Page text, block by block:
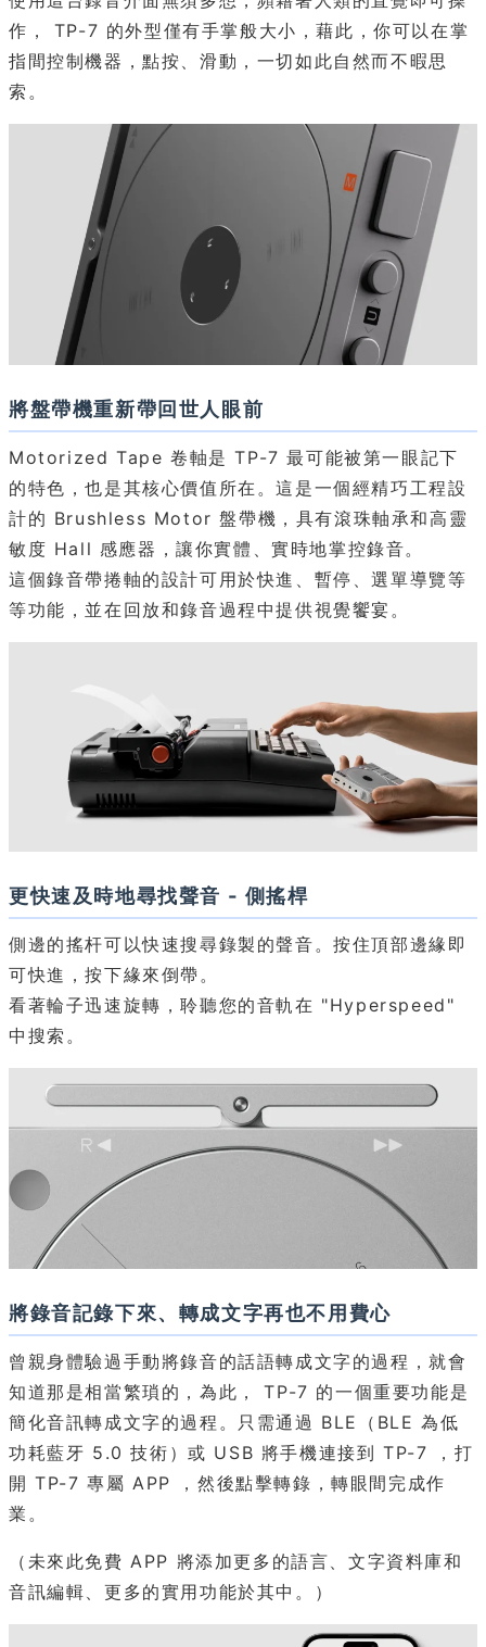
作， TP-7 的外型僅有手掌般大小，藉此，你可以在掌
指間控制機器，點按、滑動，一切如此自然而不暇思
索。
將盤帶機重新帶回世人眼前
Motorized Tape 卷軸是 TP-7 最可能被第一眼記下
的特色，也是其核心價值所在。這是一個經精巧工程設
計的 Brushless Motor 盤帶機，具有滾珠軸承和高靈
敏度 Hall 感應器，讓你實體、實時地掌控錄音。
這個錄音帶捲軸的設計可用於快進、暫停、選單導覽等
等功能，並在回放和錄音過程中提供視覺饗宴。
更快速及時地尋找聲音 - 側搖桿
側邊的搖杆可以快速搜尋錄製的聲音。按住頂部邊緣即
可快進，按下緣來倒帶。
看著輪子迅速旋轉，聆聽您的音軌在 "Hyperspeed"
中搜索。
將錄音記錄下來、轉成文字再也不用費心
曾親身體驗過手動將錄音的話語轉成文字的過程，就會
知道那是相當繁瑣的，為此， TP-7 的一個重要功能是
簡化音訊轉成文字的過程。只需通過 BLE（BLE 為低
功耗藍牙 5.0 技術）或 USB 將手機連接到 TP-7 ，打
開 TP-7 專屬 APP ，然後點擊轉錄，轉眼間完成作
業。
（未來此免費 APP 將添加更多的語言、文字資料庫和
音訊編輯、更多的實用功能於其中。）